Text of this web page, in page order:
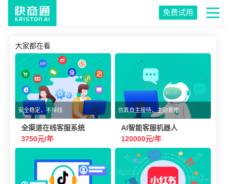
免费试用
大家都在看
安全稳定，不掉线
全渠道在线客服系统
3750元/年
仿真自主接待，主动套电
AI智能客服机器人
120000元/年